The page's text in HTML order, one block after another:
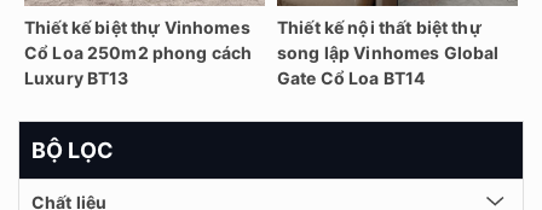
Thiết kế biệt thự Vinhomes
Cổ Loa 250m2 phong cách
Luxury BT13
Thiết kế nội thất biệt thự
song lập Vinhomes Global
Gate Cổ Loa BT14
BỘ LỌC
Chất liệu